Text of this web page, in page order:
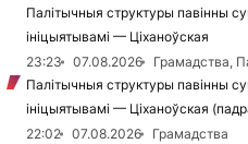
Палітычныя структуры павінны
ініцыятывамі — Ціханоўская
23:23
07.08.2026
Грамадства,
Палітычныя структуры павінны
ініцыятывамі — Ціханоўская
22:02
07.08.2026
Грамадства